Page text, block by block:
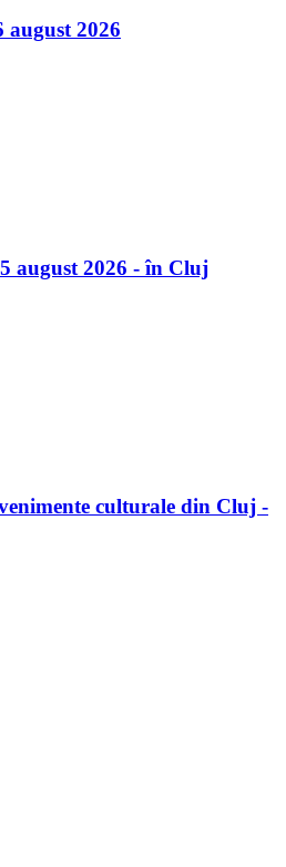
2026
august 2026 - în Cluj
culturale din Cluj -